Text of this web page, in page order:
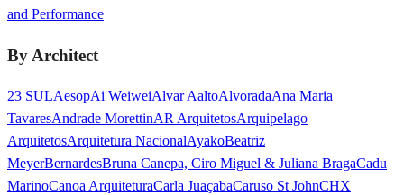
and Performance
By Architect
23 SULAesopAi WeiweiAlvar AaltoAlvoradaAna Maria
TavaresAndrade MorettinAR ArquitetosArquipelago
ArquitetosArquitetura NacionalAyakoBeatriz
MeyerBernardesBruna Canepa, Ciro Miguel & Juliana BragaCadu
MarinoCanoa ArquiteturaCarla JuaçabaCaruso St JohnCHX